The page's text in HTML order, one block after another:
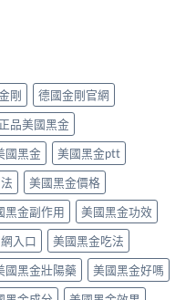
剛
德國金剛官網
正品美國黑金
國黑金
美國黑金ptt
美國黑金價格
黑金副作用
美國黑金功效
入口
美國黑金吃法
國黑金壯陽藥
美國黑金好嗎